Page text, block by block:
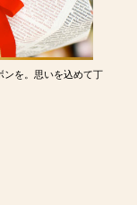
ンを。思いを込めて丁